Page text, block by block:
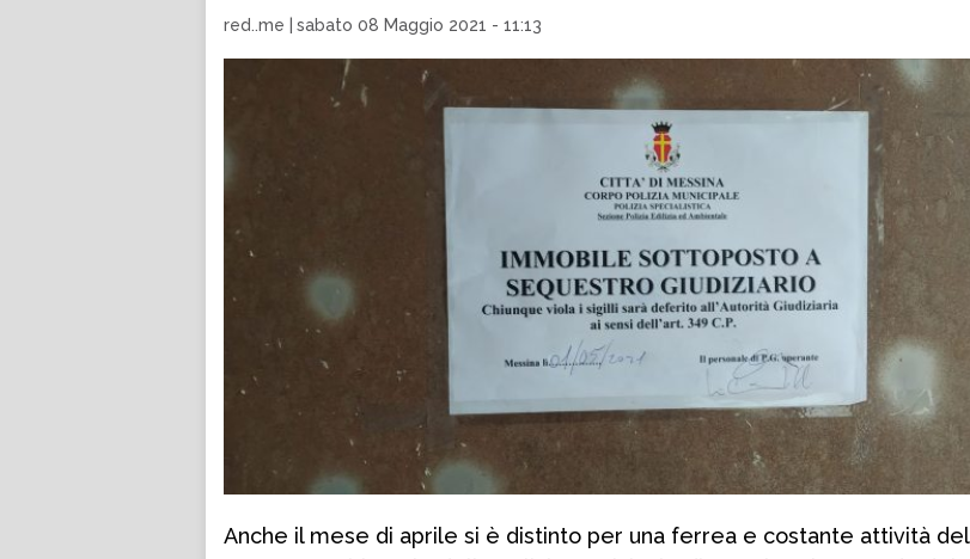
red..me sabato 08 Maggio 2021 - 11:13
Anche il mese di aprile si è distinto per una ferrea e costante attività del